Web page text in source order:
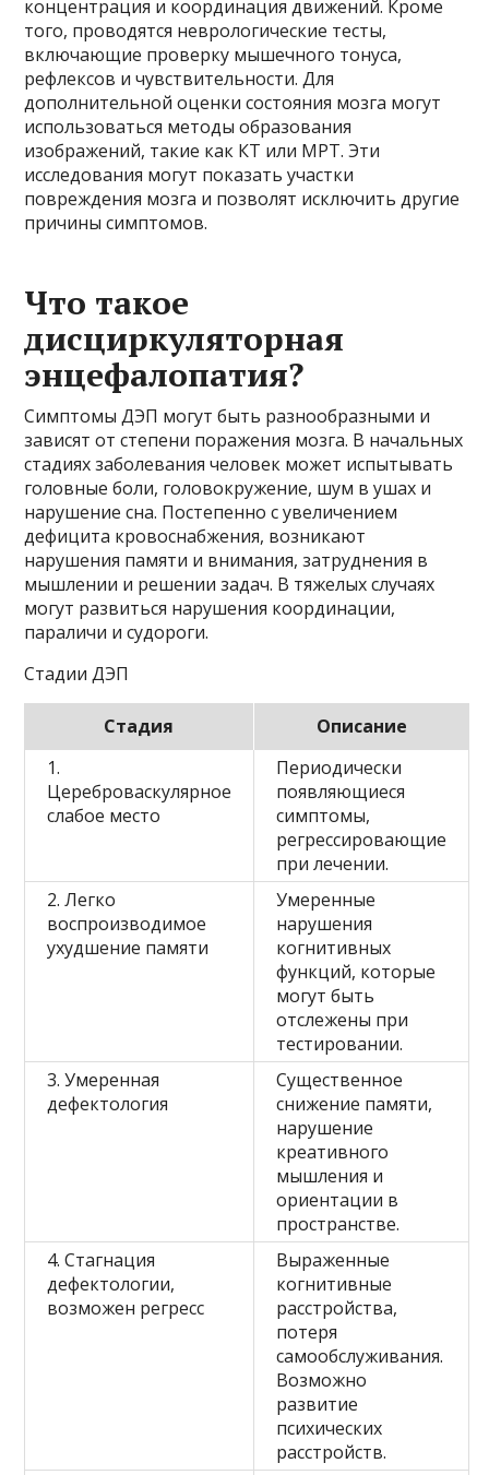
концентрация и координация движений. Кроме
того, проводятся неврологические тесты,
включающие проверку мышечного тонуса,
рефлексов и чувствительности. Для
дополнительной оценки состояния мозга могут
использоваться методы образования
изображений, такие как КТ или МРТ. Эти
исследования могут показать участки
повреждения мозга и позволят исключить другие
причины симптомов.
Что такое
дисциркуляторная
энцефалопатия?
Симптомы ДЭП могут быть разнообразными и
зависят от степени поражения мозга. В начальных
стадиях заболевания человек может испытывать
головные боли, головокружение, шум в ушах и
нарушение сна. Постепенно с увеличением
дефицита кровоснабжения, возникают
нарушения памяти и внимания, затруднения в
мышлении и решении задач. В тяжелых случаях
могут развиться нарушения координации,
параличи и судороги.
Стадии ДЭП
Стадия
Описание
1.
Цереброваскулярное
слабое место
Периодически
появляющиеся
симптомы,
регрессировающие
при лечении.
2. Легко
воспроизводимое
ухудшение памяти
Умеренные
нарушения
когнитивных
функций, которые
могут быть
отслежены при
тестировании.
3. Умеренная
дефектология
Существенное
снижение памяти,
нарушение
креативного
мышления и
ориентации в
пространстве.
4. Стагнация
дефектологии,
возможен регресс
Выраженные
когнитивные
расстройства,
потеря
самообслуживания.
Возможно
развитие
психических
расстройств.